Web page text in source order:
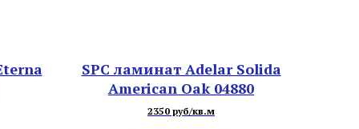
SPC ламинат Adelar Solida
American Oak 04880
2350 руб/кв.м